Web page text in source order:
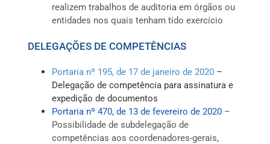
realizem trabalhos de auditoria em órgãos ou
entidades nos quais tenham tido exercício
DELEGAÇÕES DE COMPETÊNCIAS
Portaria nº 195, de 17 de janeiro de 2020 –
Delegação de competência para assinatura e
expedição de documentos
Portaria nº 470, de 13 de fevereiro de 2020 –
Possibilidade de subdelegação de
competências aos coordenadores-gerais,